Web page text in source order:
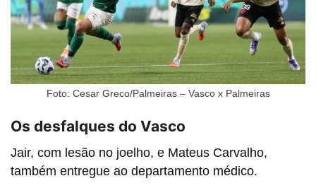
Foto: Cesar Greco/Palmeiras – Vasco x Palmeiras
Os desfalques do Vasco
Jair, com lesão no joelho, e Mateus Carvalho,
também entregue ao departamento médico.